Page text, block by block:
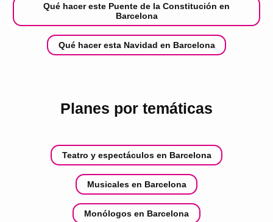
Qué hacer este Puente de la Constitución en
Barcelona
Qué hacer esta Navidad en Barcelona
Planes por temáticas
Teatro y espectáculos en Barcelona
Musicales en Barcelona
Monólogos en Barcelona